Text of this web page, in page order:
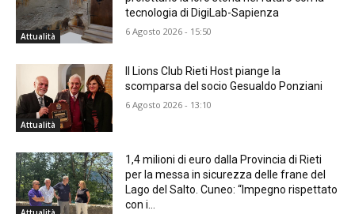
Attualità
tecnologia di DigiLab-Sapienza
6 Agosto 2026 - 15:50
Attualità
Il Lions Club Rieti Host piange la
scomparsa del socio Gesualdo Ponziani
6 Agosto 2026 - 13:10
1,4 milioni di euro dalla Provincia di Rieti
per la messa in sicurezza delle frane del
Lago del Salto. Cuneo: “Impegno rispettato
con i...